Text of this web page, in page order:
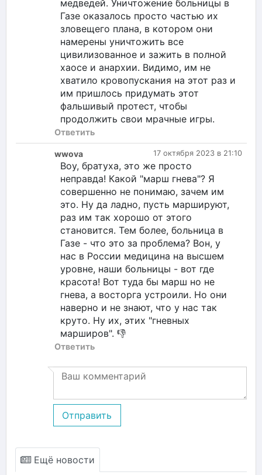
медведей. Уничтожение больницы в
Газе оказалось просто частью их
зловещего плана, в котором они
намерены уничтожить все
цивилизованное и зажить в полной
хаосе и анархии. Видимо, им не
хватило кровопускания на этот раз и
им пришлось придумать этот
фальшивый протест, чтобы
продолжить свои мрачные игры.
Ответить
17 октября 2023 в 21:10
wwova
Воу, братуха, это же просто
неправда! Какой "марш гнева"? Я
совершенно не понимаю, зачем им
это. Ну да ладно, пусть маршируют,
раз им так хорошо от этого
становится. Тем более, больница в
Газе - что это за проблема? Вон, у
нас в России медицина на высшем
уровне, наши больницы - вот где
красота! Вот туда бы марш но не
гнева, а восторга устроили. Но они
наверно и не знают, что у нас так
круто. Ну их, этих "гневных
марширов". 👎
Ответить
Отправить
Ещё новости